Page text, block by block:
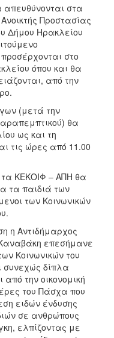
στα
Προστασίας
Δήμου Ηρακλείου
στο
όπου και θα
από την
(μετά την
θα
ως και τη
τις ώρες από 11.00
ΚΕΚΟΙΦ – ΑΠΗ θα
τα παιδιά των
των Κοινωνικών
η Αντιδήμαρχος
Καναβάκη επεσήμανε
Κοινωνικών του
συνεχώς δίπλα
από την οικονομική
του Πάσχα που
ειδών ένδυσης
σε ανθρώπους
ελπίζοντας με